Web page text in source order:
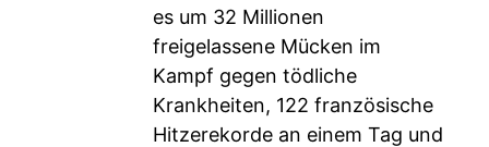
es um 32 Millionen
freigelassene Mücken im
Kampf gegen tödliche
Krankheiten, 122 französische
Hitzerekorde an einem Tag und